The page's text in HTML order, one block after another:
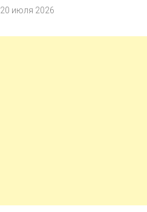
20 июля 2026